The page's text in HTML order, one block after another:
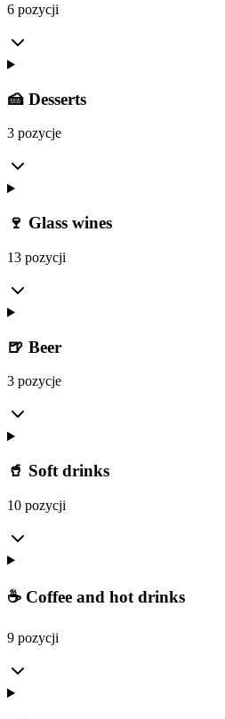
6 pozycji
🍰 Desserts
3 pozycje
🍷 Glass wines
13 pozycji
🍺 Beer
3 pozycje
🥤 Soft drinks
10 pozycji
☕ Coffee and hot drinks
9 pozycji